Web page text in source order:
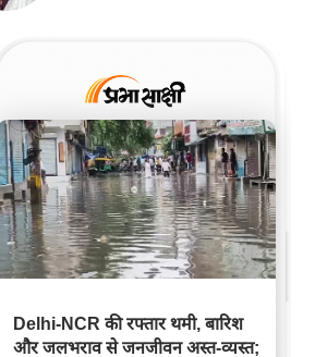
Delhi-NCR की रफ्तार थमी, बारिश
और जलभराव से जनजीवन अस्त-व्यस्त;